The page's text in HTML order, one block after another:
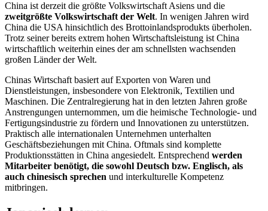
China ist derzeit die größte Volkswirtschaft Asiens und die
zweitgrößte Volkswirtschaft der Welt. In wenigen Jahren wird
China die USA hinsichtlich des Brottoinlandsprodukts überholen.
Trotz seiner bereits extrem hohen Wirtschaftsleistung ist China
wirtschaftlich weiterhin eines der am schnellsten wachsenden
großen Länder der Welt.
Chinas Wirtschaft basiert auf Exporten von Waren und
Dienstleistungen, insbesondere von Elektronik, Textilien und
Maschinen. Die Zentralregierung hat in den letzten Jahren große
Anstrengungen unternommen, um die heimische Technologie- und
Fertigungsindustrie zu fördern und Innovationen zu unterstützen.
Praktisch alle internationalen Unternehmen unterhalten
Geschäftsbeziehungen mit China. Oftmals sind komplette
Produktionsstätten in China angesiedelt. Entsprechend werden
Mitarbeiter benötigt, die sowohl Deutsch bzw. Englisch, als
auch chinesisch sprechen und interkulturelle Kompetenz
mitbringen.